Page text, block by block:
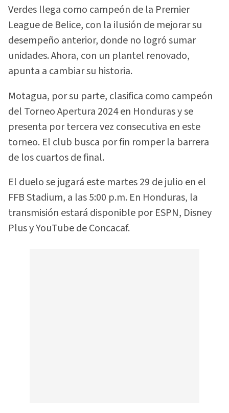
Verdes llega como campeón de la Premier
League de Belice, con la ilusión de mejorar su
desempeño anterior, donde no logró sumar
unidades. Ahora, con un plantel renovado,
apunta a cambiar su historia.
Motagua, por su parte, clasifica como campeón
del Torneo Apertura 2024 en Honduras y se
presenta por tercera vez consecutiva en este
torneo. El club busca por fin romper la barrera
de los cuartos de final.
El duelo se jugará este martes 29 de julio en el
FFB Stadium, a las 5:00 p.m. En Honduras, la
transmisión estará disponible por ESPN, Disney
Plus y YouTube de Concacaf.